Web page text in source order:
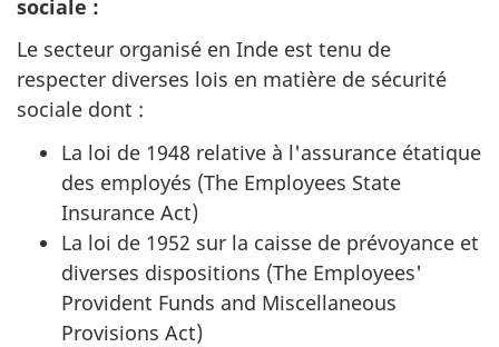
sociale :
Le secteur organisé en Inde est tenu de
respecter diverses lois en matière de sécurité
sociale dont :
La loi de 1948 relative à l'assurance étatique
des employés (The Employees State
Insurance Act)
La loi de 1952 sur la caisse de prévoyance et
diverses dispositions (The Employees'
Provident Funds and Miscellaneous
Provisions Act)